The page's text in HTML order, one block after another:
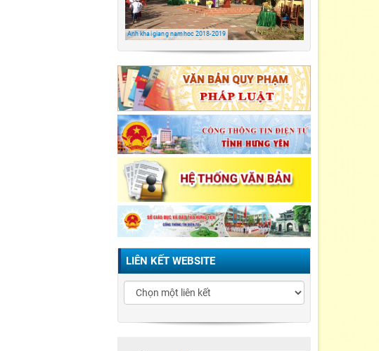
TH Đông kết/ Khoái
Châu/ Hưng Yên
Học Đông Kết
Anh khai giang nam hoc 2018-2019
LIÊN KẾT WEBSITE